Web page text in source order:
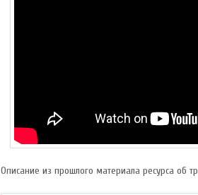
Описание из прошлого материала ресурса об